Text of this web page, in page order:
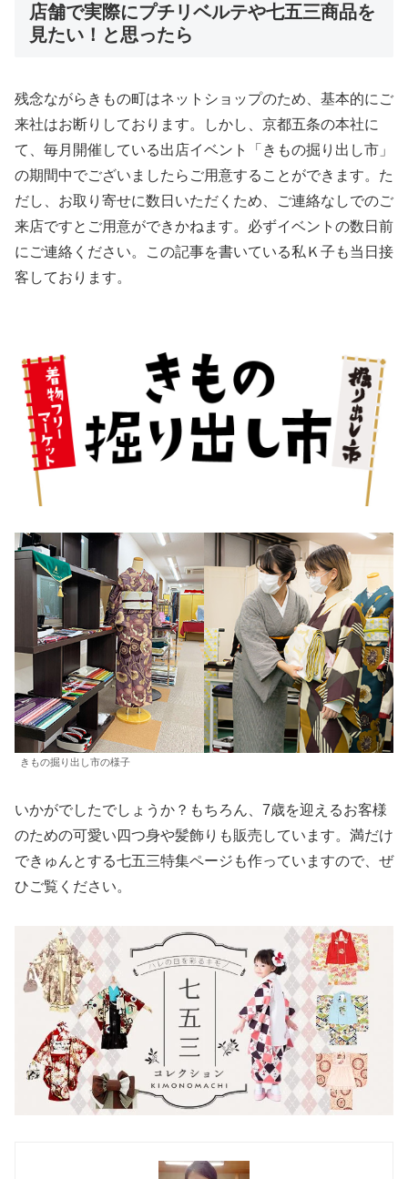
店舗で実際にプチリベルテや七五三商品を
見たい！と思ったら
残念ながらきもの町はネットショップのため、基本的にご
来社はお断りしております。しかし、京都五条の本社に
て、毎月開催している出店イベント「きもの掘り出し市」
の期間中でございましたらご用意することができます。た
だし、お取り寄せに数日いただくため、ご連絡なしでのご
来店ですとご用意ができかねます。必ずイベントの数日前
にご連絡ください。この記事を書いている私Ｋ子も当日接
客しております。
きもの掘り出し市の様子
いかがでしたでしょうか？もちろん、7歳を迎えるお客様
のための可愛い四つ身や髪飾りも販売しています。満だけ
できゅんとする七五三特集ページも作っていますので、ぜ
ひご覧ください。